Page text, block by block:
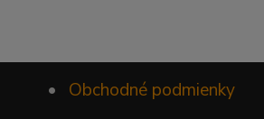
• Obchodné podmienky